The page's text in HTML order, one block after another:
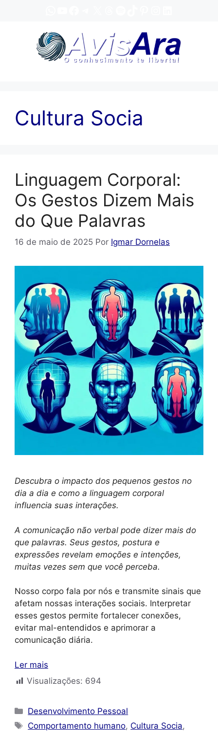
Cultura Socia
Linguagem Corporal:
Os Gestos Dizem Mais
do Que Palavras
16 de maio de 2025 Por Igmar Dornelas
Descubra o impacto dos pequenos gestos no
dia a dia e como a linguagem corporal
influencia suas interações.
A comunicação não verbal pode dizer mais do
que palavras. Seus gestos, postura e
expressões revelam emoções e intenções,
muitas vezes sem que você perceba.
Nosso corpo fala por nós e transmite sinais que
afetam nossas interações sociais. Interpretar
esses gestos permite fortalecer conexões,
evitar mal-entendidos e aprimorar a
comunicação diária.
Ler mais
Visualizações: 694
Categorias
Desenvolvimento Pessoal
Tags
Comportamento humano, Cultura Socia,